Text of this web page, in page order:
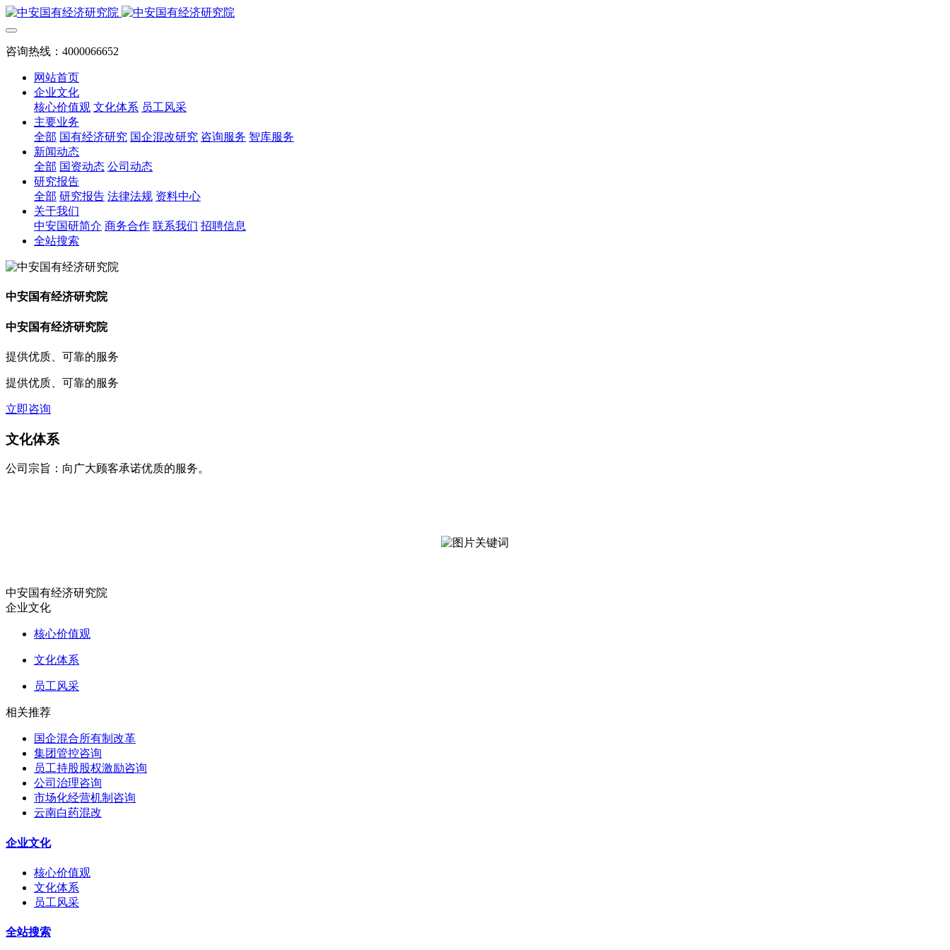
咨询热线：4000066652
网站首页
企业文化
核心价值观 文化体系 员工风采
主要业务
全部 国有经济研究 国企混改研究 咨询服务 智库服务
新闻动态
全部 国资动态 公司动态
研究报告
全部 研究报告 法律法规 资料中心
关于我们
中安国研简介 商务合作 联系我们 招聘信息
全站搜索
中安国有经济研究院
中安国有经济研究院
提供优质、可靠的服务
提供优质、可靠的服务
立即咨询
文化体系
公司宗旨：向广大顾客承诺优质的服务。
中安国有经济研究院
企业文化
核心价值观
文化体系
员工风采
相关推荐
国企混合所有制改革
集团管控咨询
员工持股股权激励咨询
公司治理咨询
市场化经营机制咨询
云南白药混改
企业文化
核心价值观
文化体系
员工风采
全站搜索